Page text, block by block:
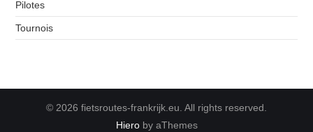
Pilotes
Tournois
© 2026 fietsroutes-frankrijk.eu. All rights reserved.
Hieroby aThemes